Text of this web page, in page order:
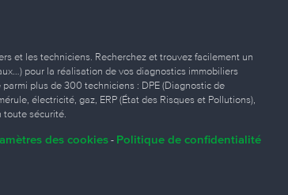
et les techniciens. Recherchez et trouvez facilement un
pour la réalisation de vos diagnostics immobiliers
plus de 300 techniciens : DPE (Diagnostic de
électricité, gaz, ERP (État des Risques et Pollutions),
toute sécurité.
des cookies - Politique de confidentialité